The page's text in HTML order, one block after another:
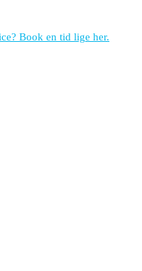
Book en tid lige her.